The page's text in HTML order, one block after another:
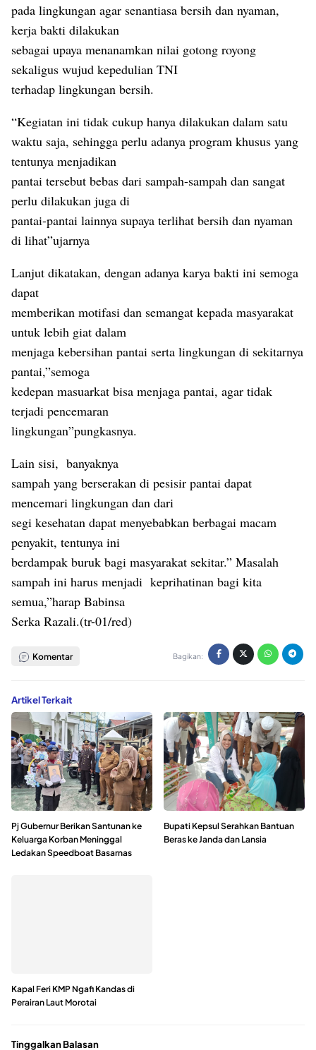
pada lingkungan agar senantiasa bersih dan nyaman,
kerja bakti dilakukan
sebagai upaya menanamkan nilai gotong royong
sekaligus wujud kepedulian TNI
terhadap lingkungan bersih.
“Kegiatan ini tidak cukup hanya dilakukan dalam satu
waktu saja, sehingga perlu adanya program khusus yang
tentunya menjadikan
pantai tersebut bebas dari sampah-sampah dan sangat
perlu dilakukan juga di
pantai-pantai lainnya supaya terlihat bersih dan nyaman
di lihat”ujarnya
Lanjut dikatakan, dengan adanya karya bakti ini semoga
dapat
memberikan motifasi dan semangat kepada masyarakat
untuk lebih giat dalam
menjaga kebersihan pantai serta lingkungan di sekitarnya
pantai,”semoga
kedepan masuarkat bisa menjaga pantai, agar tidak
terjadi pencemaran
lingkungan”pungkasnya.
Lain sisi, banyaknya
sampah yang berserakan di pesisir pantai dapat
mencemari lingkungan dan dari
segi kesehatan dapat menyebabkan berbagai macam
penyakit, tentunya ini
berdampak buruk bagi masyarakat sekitar.” Masalah
sampah ini harus menjadi keprihatinan bagi kita
semua,”harap Babinsa
Serka Razali.(tr-01/red)
Komentar Bagikan:
Artikel Terkait
Pj Gubernur Berikan Santunan ke
Keluarga Korban Meninggal
Ledakan Speedboat Basarnas
Bupati Kepsul Serahkan Bantuan
Beras ke Janda dan Lansia
Kapal Feri KMP Ngafi Kandas di
Perairan Laut Morotai
Tinggalkan Balasan